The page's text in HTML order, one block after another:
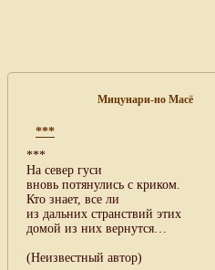
Мицунари-но Масё
***
***
На север гуси
вновь потянулись с криком.
Кто знает, все ли
из дальних странствий этих
домой из них вернутся…
(Неизвестный автор)